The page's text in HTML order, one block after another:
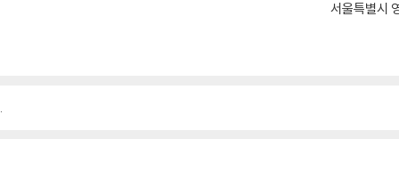
서울특별시